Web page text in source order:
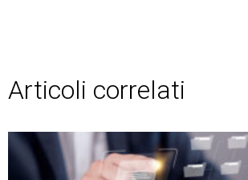
Articoli correlati